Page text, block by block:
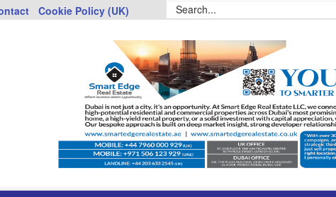
Cookie Policy (UK)